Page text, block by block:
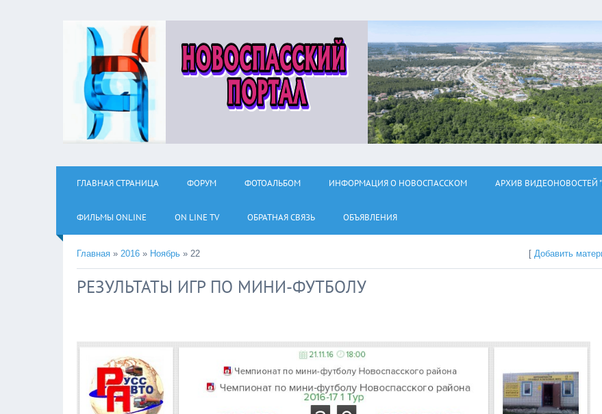
ГЛАВНАЯ СТРАНИЦА ФОРУМ ФОТОАЛЬБОМ ИНФОРМАЦИЯ О НОВОСПАССКОМ АРХИВ ВИДЕОНОВОСТЕЙ
ФИЛЬМЫ ОNLINE ON LINE TV ОБРАТНАЯ СВЯЗЬ ОБЪЯВЛЕНИЯ
Главная » 2016 » Ноябрь » 22 [Добавить
РЕЗУЛЬТАТЫ ИГР ПО МИНИ-ФУТБОЛУ